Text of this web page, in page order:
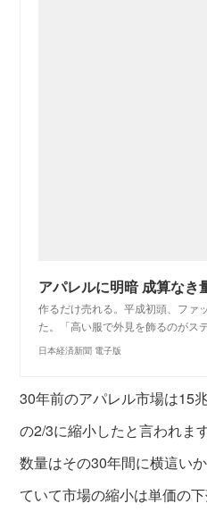
アパレルに明暗 成算なき
作るだけ売れる。平成初頭、ファ
た。「高い服で外見を飾るのがス
日本経済新聞 電子版
30年前のアパレル市場は15
の2/3に縮小したと言われま
数量はその30年間に横這い
ていて市場の縮小は単価の